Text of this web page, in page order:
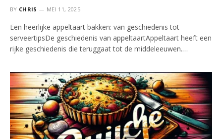
BY CHRIS MEI 11, 2025
Een heerlijke appeltaart bakken: van geschiedenis tot
serveertipsDe geschiedenis van appeltaartAppeltaart heeft een
rijke geschiedenis die teruggaat tot de middeleeuwen.…